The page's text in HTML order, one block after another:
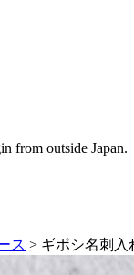
from outside Japan.
ス > ギボシ名刺入